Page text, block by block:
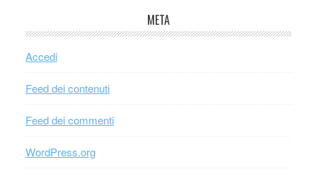
META
Accedi
Feed dei contenuti
Feed dei commenti
WordPress.org